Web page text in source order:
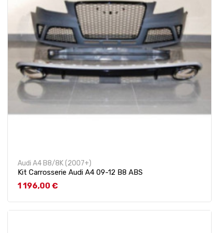
Audi A4 B8/8K (2007+)
Kit Carrosserie Audi A4 09-12 B8 ABS
Prix
1 196,00 €